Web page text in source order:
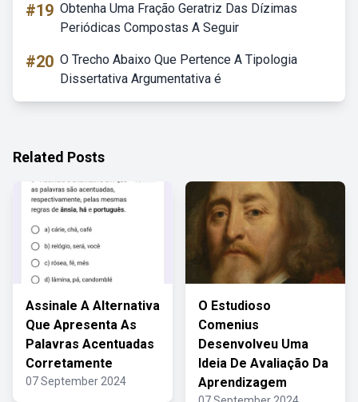
#19 Obtenha Uma Fração Geratriz Das Dízimas
Periódicas Compostas A Seguir
#20 O Trecho Abaixo Que Pertence A Tipologia
Dissertativa Argumentativa é
Related Posts
Assinale A Alternativa
Que Apresenta As
Palavras Acentuadas
Corretamente
07 September 2024
O Estudioso
Comenius
Desenvolveu Uma
Ideia De Avaliação Da
Aprendizagem